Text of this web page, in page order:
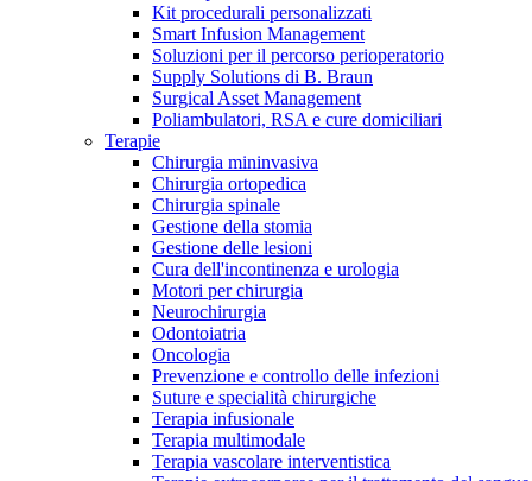
Campione stomia o cateteri
Richiedi gratuitamente un campione al nostro Customer Care,
Trova la tua opportunità di lavoro!
Scopri le opportunità di carriera del Gruppo B. Braun. Visita
Kit procedurali personalizzati
Smart Infusion Management
Soluzioni per il percorso perioperatorio
Supply Solutions di B. Braun
Surgical Asset Management
Poliambulatori, RSA e cure domiciliari
Terapie
Chirurgia mininvasiva
Chirurgia ortopedica
Chirurgia spinale
Gestione della stomia
Gestione delle lesioni
Cura dell'incontinenza e urologia
Motori per chirurgia
Neurochirurgia
Odontoiatria
Oncologia
Prevenzione e controllo delle infezioni
Suture e specialità chirurgiche
Terapia infusionale
Terapia multimodale
Terapia vascolare interventistica